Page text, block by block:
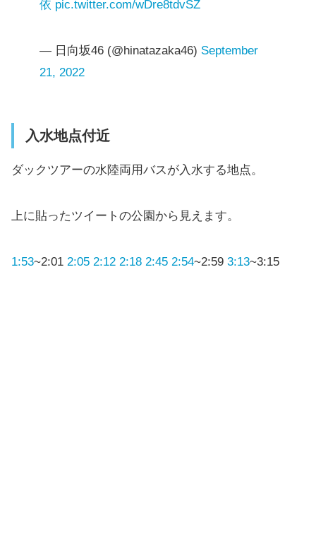
依 pic.twitter.com/wDre8tdvSZ
— 日向坂46 (@hinatazaka46) September
21, 2022
入水地点付近
ダックツアーの水陸両用バスが入水する地点。
上に貼ったツイートの公園から見えます。
1:53~2:01 2:05 2:12 2:18 2:45 2:54~2:59 3:13~3:15